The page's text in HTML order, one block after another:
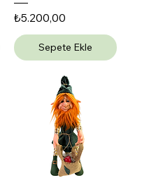
Fiyat
₺5.200,00
Sepete Ekle